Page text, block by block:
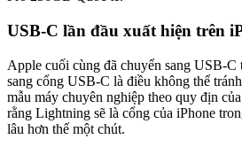
USB-C lần đầu xuất hiện trên
Apple cuối cùng đã chuyển sang USB-C
sang cổng USB-C là điều không thể
mẫu máy chuyên nghiệp theo quy địn
rằng Lightning sẽ là cổng của iPhone
lâu hơn thế một chút.